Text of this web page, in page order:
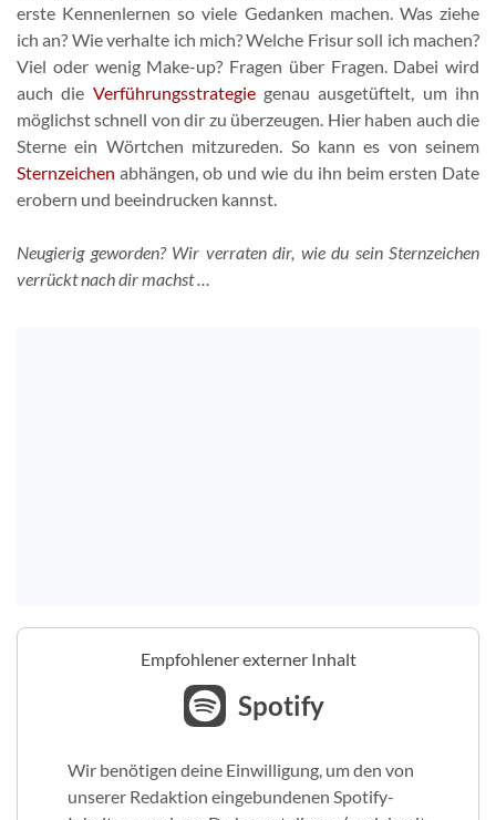
erste Kennenlernen so viele Gedanken machen. Was ziehe
ich an? Wie verhalte ich mich? Welche Frisur soll ich machen?
Viel oder wenig Make-up? Fragen über Fragen. Dabei wird
auch die Verführungsstrategiegenau ausgetüftelt, um ihn
möglichst schnell von dir zu überzeugen. Hier haben auch die
Sterne ein Wörtchen mitzureden. So kann es von seinem
Sternzeichen abhängen, ob und wie du ihn beim ersten Date
erobern und beeindrucken kannst.
Neugierig geworden? Wir verraten dir, wie du sein Sternzeichen
verrückt nach dir machst …
Empfohlener externer Inhalt
Spotify
Wir benötigen deine Einwilligung, um den von
unserer Redaktion eingebundenen Spotify-